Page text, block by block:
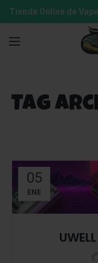
Tienda Online de
Tag
05
ENE